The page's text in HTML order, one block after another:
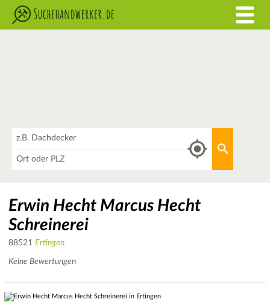
Erwin Hecht Marcus Hecht
Schreinerei
88521 Ertingen
Keine Bewertungen